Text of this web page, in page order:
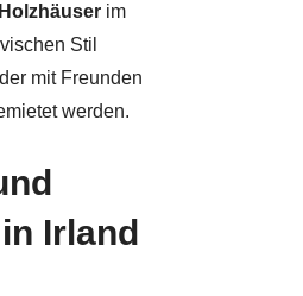
Holzhäuser im
Stil
mit Freunden
werden.
Irland